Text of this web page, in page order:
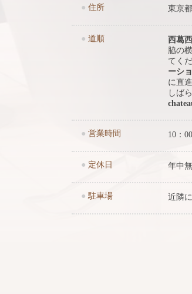
● 住所 東京
● 道順 西葛
脇の
てく
ーシ
に直
しば
● 営業時間 10：
● 定休日 年中
● 駐車場 近隣